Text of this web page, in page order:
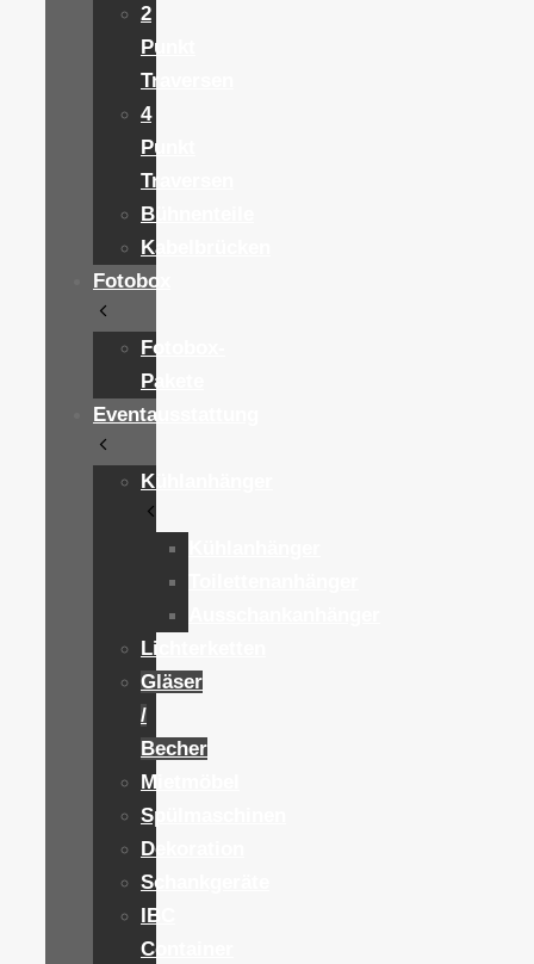
2
Punkt
Traversen
4
Punkt
Traversen
Bühnenteile
Kabelbrücken
Fotobox
Fotobox-
Pakete
Eventausstattung
Kühlanhänger
Lichterketten
Gläser
/
Becher
Mietmöbel
Spülmaschinen
Dekoration
Schankgeräte
IBC
Container